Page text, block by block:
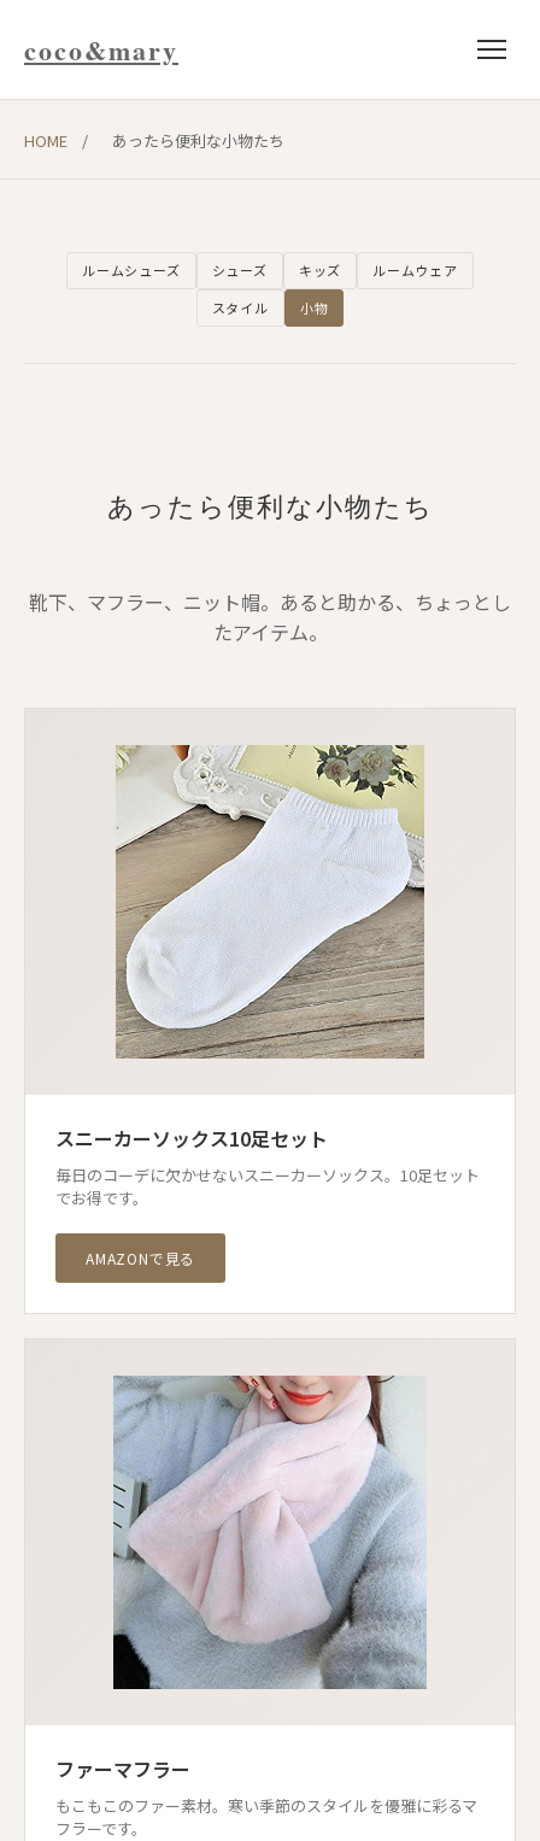
coco&mary
HOME / あったら便利な小物たち
ルームシューズ シューズ キッズ
ルームウェア
スタイル
小物
あったら便利な小物たち
靴下、マフラー、ニット帽。あると助かる、ちょっとし
たアイテム。
スニーカーソックス10足セット
毎日のコーデに欠かせないスニーカーソックス。10足セット
でお得です。
AMAZONで見る
ファーマフラー
もこもこのファー素材。寒い季節のスタイルを優雅に彩るマ
フラーです。